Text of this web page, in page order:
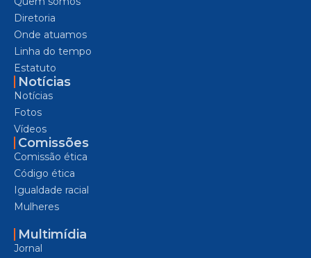
Diretoria
Onde atuamos
Linha do tempo
Estatuto
Notícias
Notícias
Fotos
Vídeos
Comissões
Comissão ética
Código ética
Igualdade racial
Mulheres
Multimídia
Jornal